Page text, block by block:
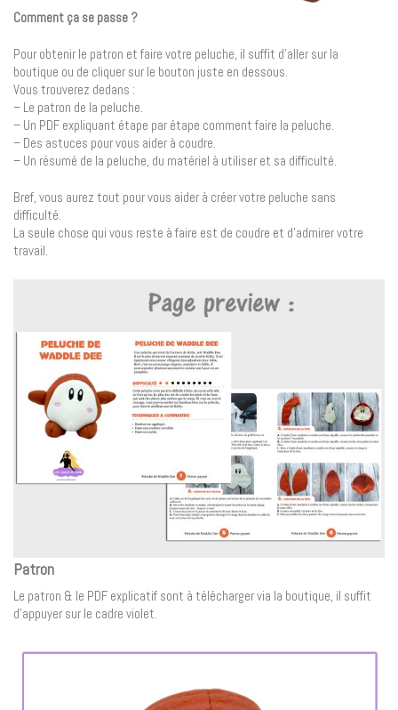
Comment ça se passe ?
Pour obtenir le patron et faire votre peluche, il suffit d’aller sur la
boutique ou de cliquer sur le bouton juste en dessous.
Vous trouverez dedans :
– Le patron de la peluche.
– Un PDF expliquant étape par étape comment faire la peluche.
– Des astuces pour vous aider à coudre.
– Un résumé de la peluche, du matériel à utiliser et sa difficulté.
Bref, vous aurez tout pour vous aider à créer votre peluche sans
difficulté.
La seule chose qui vous reste à faire est de coudre et d’admirer votre
travail.
Patron
Le patron & le PDF explicatif sont à télécharger via la boutique, il suffit
d’appuyer sur le cadre violet.